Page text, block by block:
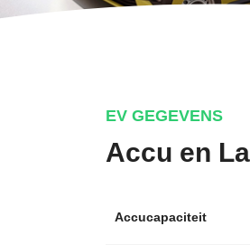
EV GEGEVENS
Accu en
Accucapaciteit